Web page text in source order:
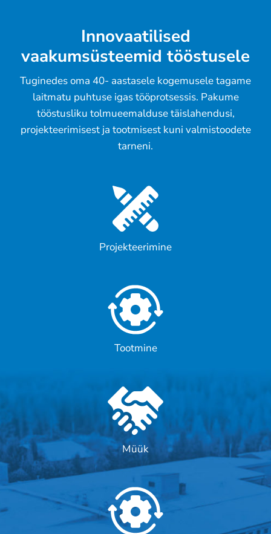
Innovaatilised
vaakumsüsteemid tööstusele
Tuginedes oma 40- aastasele kogemusele tagame
laitmatu puhtuse igas tööprotsessis. Pakume
tööstusliku tolmueemalduse täislahendusi,
projekteerimisest ja tootmisest kuni valmistoodete
tarneni.
Projekteerimine
Tootmine
Müük